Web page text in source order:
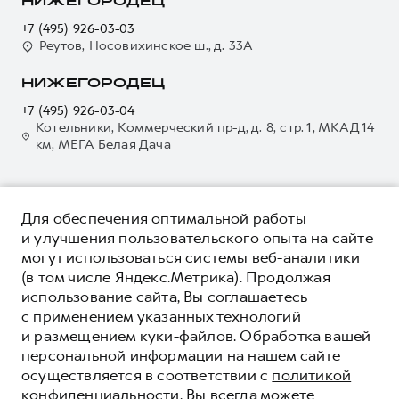
Кредит
Для малого бизнеса
Крупным корпоративным клиентам
Система управления автопарком
Сервис для корпоративных клиентов
HAVAL Лизинг
Коллекция CITY
Коллекция Базовая
Коллекция Детская
Электронный ПТС
GWM Безопасность
Мобильное приложение GWM
Программа «HAVAL Защита+»
Руководства по эксплуатации
Подписки
Коллекция CITY
Коллекция Базовая
Коллекция Детская
Наша команда
Контакты
+7 (495) 926-03-03
Реутов, Носовихинское ш., д. 33А
НИЖЕГОРОДЕЦ
+7 (495) 926-03-04
Котельники, Коммерческий пр-д, д. 8, стр. 1, МКАД 14
км, МЕГА Белая Дача
ЦЕНЫ И ВЫГОДЫ
ЮРИДИЧЕСКАЯ ИНФОРМАЦИЯ
Вся представленная на сайте информация, касающаяся
автомобилей и сервисного обслуживания, носит
информационный характер и не является публичной офертой.
Все цены, указанные на данном сайте, носят информационный
характер и являются максимально рекомендуемыми
розничными ценами по расчетам дистрибьютора (ООО «Грейт
****На некоторых автомобилях HAVAL может отсутствовать
система / устройство вызова экстренных оперативных служб
(блок ЭРА-ГЛОНАСС).
*5 лет поддержки включают 3 года гарантии и 2 года
Показать все
Для обеспечения оптимальной работы
и улучшения пользовательского опыта на сайте
могут использоваться системы веб-аналитики
(в том числе Яндекс.Метрика). Продолжая
использование сайта, Вы соглашаетесь
с применением указанных технологий
и размещением куки-файлов. Обработка вашей
персональной информации на нашем сайте
осуществляется в соответствии с политикой
конфиденциальности. Вы всегда можете